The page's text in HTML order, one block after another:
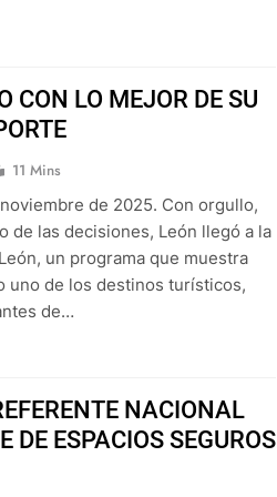
CON LO MEJOR DE SU
11 Mins
de 2025. Con orgullo,
de las decisiones, León llegó a la
un programa que muestra
uno de los destinos turísticos,
de…
NACIONAL
DE ESPACIOS SEGUROS